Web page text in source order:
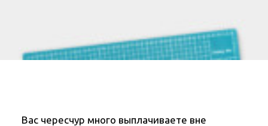
Вас чересчур много выплачиваете вне